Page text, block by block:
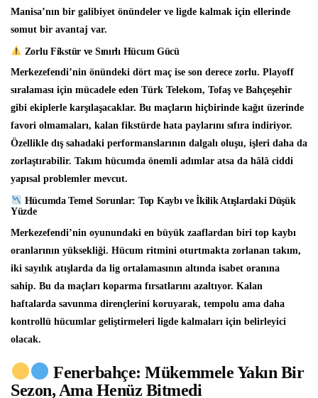
Manisa’nın bir galibiyet önündeler ve ligde kalmak için ellerinde
somut bir avantaj var.
Zorlu Fikstür ve Sınırlı Hücum Gücü
Merkezefendi’nin önündeki dört maç ise son derece zorlu. Playoff
sıralaması için mücadele eden Türk Telekom, Tofaş ve Bahçeşehir
gibi ekiplerle karşılaşacaklar. Bu maçların hiçbirinde kağıt üzerinde
favori olmamaları, kalan fikstürde hata paylarını sıfıra indiriyor.
Özellikle dış sahadaki performanslarının dalgalı oluşu, işleri daha da
zorlaştırabilir. Takım hücumda önemli adımlar atsa da hâlâ ciddi
yapısal problemler mevcut.
Hücumda Temel Sorunlar: Top Kaybı ve İkilik Atışlardaki Düşük
Yüzde
Merkezefendi’nin oyunundaki en büyük zaaflardan biri top kaybı
oranlarının yüksekliği. Hücum ritmini oturtmakta zorlanan takım,
iki sayılık atışlarda da lig ortalamasının altında isabet oranına
sahip. Bu da maçları koparma fırsatlarını azaltıyor. Kalan
haftalarda savunma dirençlerini koruyarak, tempolu ama daha
kontrollü hücumlar geliştirmeleri ligde kalmaları için belirleyici
olacak.
Fenerbahçe: Mükemmele Yakın Bir
Sezon, Ama Henüz Bitmedi